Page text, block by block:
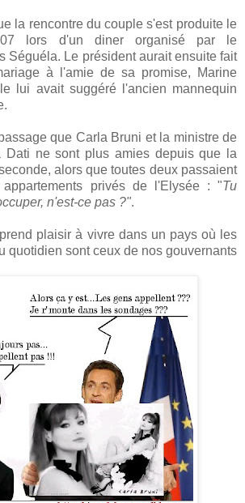
la rencontre du couple s'est produite le
lors d'un diner organisé par le
Séguéla. Le président aurait ensuite fait
à l'amie de sa promise, Marine
lui avait suggéré l'ancien mannequin
que Carla Bruni et la ministre de
Dati ne sont plus amies depuis que la
alors que toutes deux passaient
privés de l'Elysée : "Tu
n'est-ce pas ?".
plaisir à vivre dans un pays où les
quotidien sont ceux de nos gouvernants